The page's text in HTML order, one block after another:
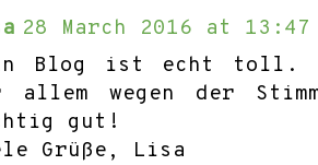
28 March 2016 at 13:47
Blog ist echt toll.
allem wegen der
gut!
Grüße, Lisa